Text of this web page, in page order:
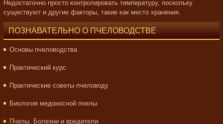
Недостаточно просто контролировать температуру, поскольку
существуют и другие факторы, такие как место хранения.
ПОЗНАВАТЕЛЬНО О ПЧЕЛОВОДСТВЕ
Основы пчеловодства
Практический курс
Практические советы пчеловоду
Биология медоносной пчелы
Пчелы. Болезни и вредители